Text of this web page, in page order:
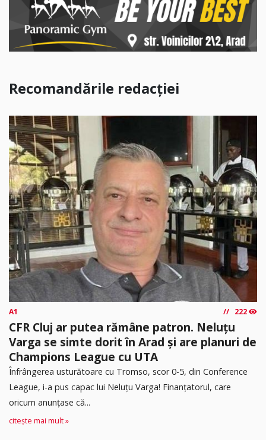
Recomandările redacției
A1 222
CFR Cluj ar putea rămâne patron. Neluțu
Varga se simte dorit în Arad și are planuri de
Champions League cu UTA
Înfrângerea usturătoare cu Tromso, scor 0-5, din Conference
League, i-a pus capac lui Neluțu Varga! Finanțatorul, care
oricum anunțase că...
citește mai mult »